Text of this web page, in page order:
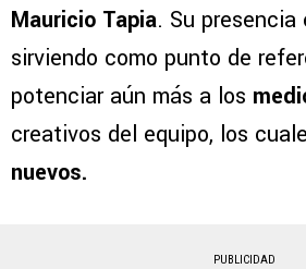
Mauricio Tapia. Su presencia
sirviendo como punto de
potenciar aún más a los
creativos del equipo, los
nuevos.
PUBLICIDAD